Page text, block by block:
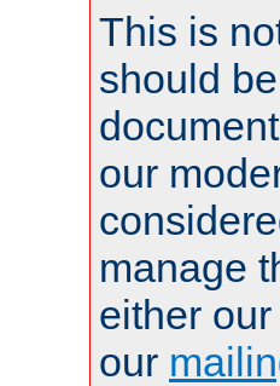
This is
should
our
manage
either
our